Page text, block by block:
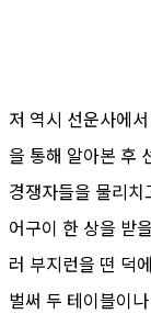
저 역시 선운사에
을 통해 알아본 후
경쟁자들을 물리
어구이 한 상을 받
러 부지런을 떤 덕
벌써 두 테이블이